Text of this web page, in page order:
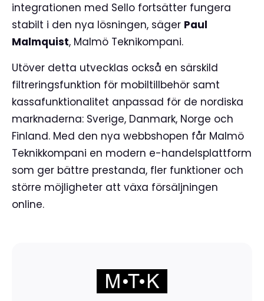
integrationen med Sello fortsätter fungera
stabilt i den nya lösningen, säger Paul
Malmquist, Malmö Teknikompani.
Utöver detta utvecklas också en särskild
filtreringsfunktion för mobiltillbehör samt
kassafunktionalitet anpassad för de nordiska
marknaderna: Sverige, Danmark, Norge och
Finland. Med den nya webbshopen får Malmö
Teknikkompani en modern e-handelsplattform
som ger bättre prestanda, fler funktioner och
större möjligheter att växa försäljningen
online.